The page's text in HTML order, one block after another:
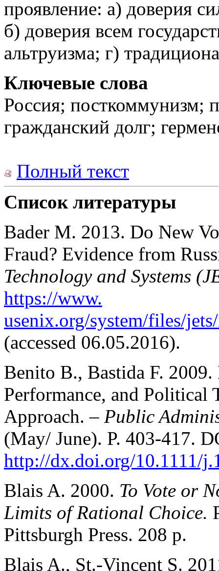
проявление: а) доверия
б) доверия всем
альтруизма; г)
Ключевые слова
Россия; посткоммунизм;
гражданский долг;
Полный текст
Список литературы
Bader M. 2013. Do New
Fraud? Evidence from
Technology and Systems
https://www.
usenix.org/system/files/
(accessed 06.05.2016).
Benito B., Bastida F.
Performance, and
Approach. – Public
(May/ June). P. 403‑417.
http://dx.doi.org/10.1111/
Blais A. 2000. To Vote or
Limits of Rational Choice.
Pittsburgh Press. 208 p.
Blais A., St.-Vincent S.